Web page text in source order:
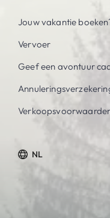
Jouw vakantie
Vervoer
Geef een avontuur
NL